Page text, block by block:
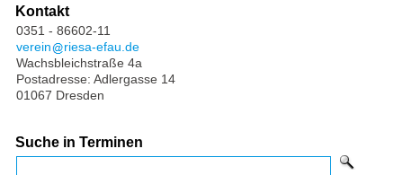
Kontakt
0351 - 86602-11
verein
riesa-efau.de
Wachsbleichstraße 4a
Postadresse: Adlergasse 14
01067 Dresden
Suche in Terminen